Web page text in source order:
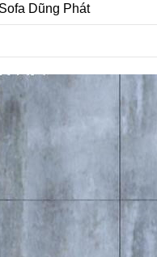
Dũng Phát